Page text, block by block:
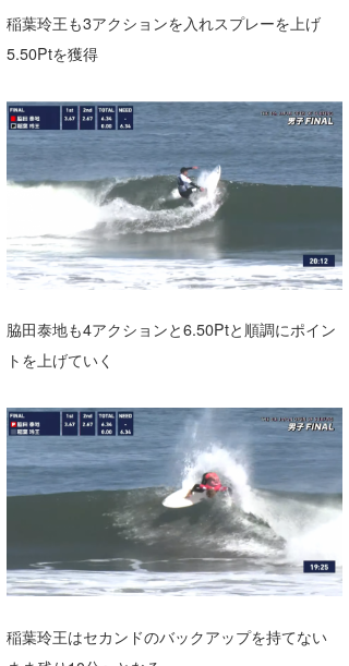
稲葉玲王も3アクションを入れスプレーを上げ
5.50Ptを獲得
脇田泰地も4アクションと6.50Ptと順調にポイン
トを上げていく
稲葉玲王はセカンドのバックアップを持てない